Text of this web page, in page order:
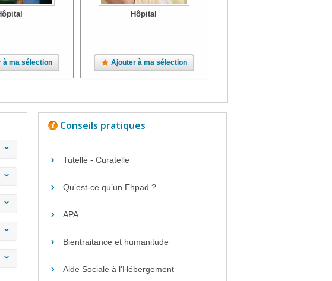
à ma sélection
Hôpital
Ajouter à ma sélection
Conseils pratiques
Tutelle - Curatelle
Qu’est-ce qu’un Ehpad ?
APA
Bientraitance et humanitude
Aide Sociale à l'Hébergement